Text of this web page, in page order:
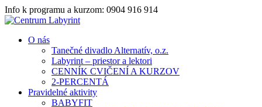
Info k programu a kurzom: 0904 916 914
O nás
Tanečné divadlo Alternatív, o.z.
Labyrint – priestor a lektori
CENNÍK CVIČENÍ A KURZOV
2-PERCENTÁ
Pravidelné aktivity
BABYFIT